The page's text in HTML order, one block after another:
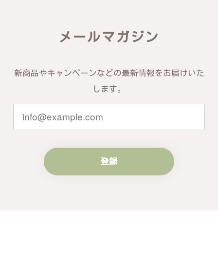
メールマガジン
新商品やキャンペーンなどの最新情報をお届けいた
します。
登録